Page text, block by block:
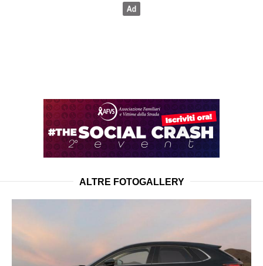
ALTRE FOTOGALLERY